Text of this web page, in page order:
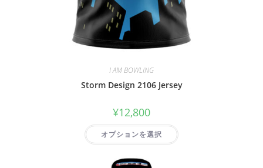
I AM BOWLING
Storm Design 2106 Jersey
¥12,800
オプションを選択